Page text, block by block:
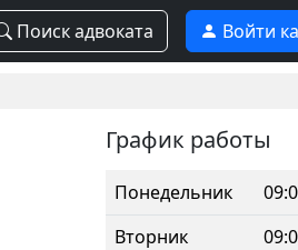
Поиск адвоката Войти
График работы
Понедельник
Вторник